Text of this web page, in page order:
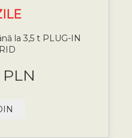
la 3,5 t PLUG-IN